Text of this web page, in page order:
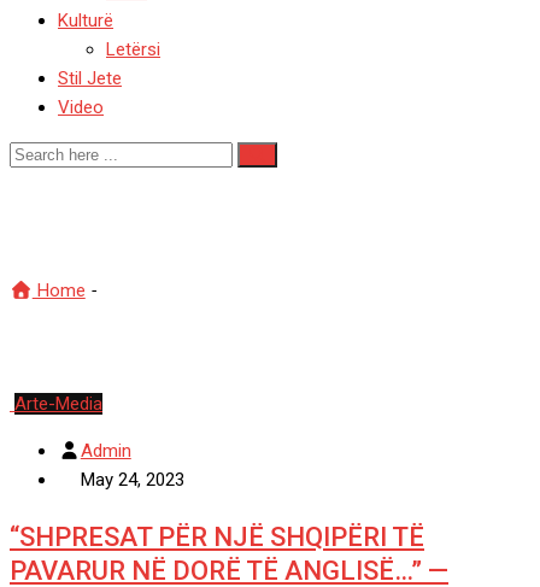
Kulturë
Letërsi
Stil Jete
Video
Home -
Arte-Media
Admin
May 24, 2023
“SHPRESAT PËR NJË SHQIPËRI TË
PAVARUR NË DORË TË ANGLISË…” —